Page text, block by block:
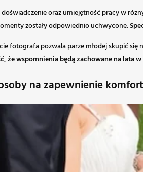
oraz umiejętność pracy w
zostały odpowiednio uchwycone.
fotografa pozwala parze młodej skupić
że wspomnienia będą zachowane na lata
na zapewnienie